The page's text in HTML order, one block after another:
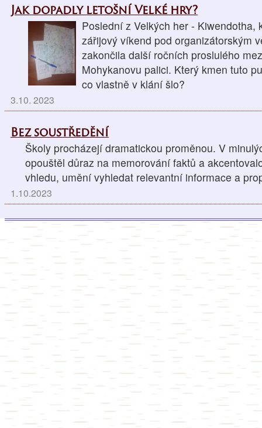
Jak dopadly letošní Velké hry?
Poslední z Velkých her -
zářijový víkend pod organizátorským
zakončila další ročních proslulého
Mohykanovu palici. Který kmen tuto
co vlastně v klání šlo?
3.10. 2023
Bez soustředění
Školy procházejí dramatickou proměnou. V
opouštěl důraz na memorování faktů a
vhledu, umění vyhledat relevantní informace a
1.10.2023